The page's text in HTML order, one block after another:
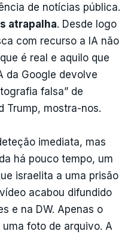
de notícias pública.
atrapalha. Desde logo
com recurso a IA não
é real e aquilo que
da Google devolve
falsa” de
Trump, mostra-nos.
imediata, mas
há pouco tempo, um
israelita a uma prisão
acabou difundido
e na DW. Apenas o
foto de arquivo. A